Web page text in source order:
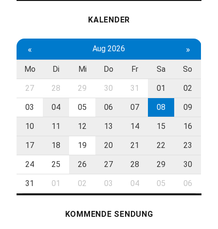
KALENDER
« Aug 2026 »
Mo Di Mi Do Fr Sa So
27 28 29 30 31 01 02
03 04 05 06 07 08 09
10 11 12 13 14 15 16
17 18 19 20 21 22 23
24 25 26 27 28 29 30
31 01 02 03 04 05 06
KOMMENDE SENDUNG